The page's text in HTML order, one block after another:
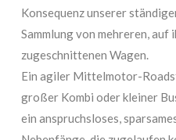
Konsequenz unserer
Sammlung von mehreren,
zugeschnittenen Wagen.
Ein agiler Mittelmotor-
großer Kombi oder kleiner
ein anspruchsloses,